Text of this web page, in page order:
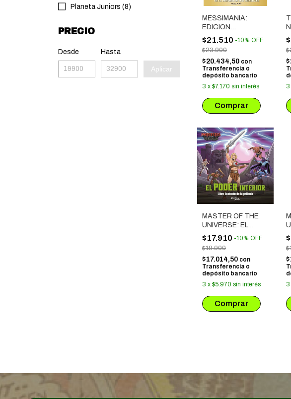
Planeta Juniors (8)
PRECIO
Desde Hasta
Aplicar
MESSIMANIA:
EDICION
ACTUALIZADA
$21.510 -10% OFF
$23.900
$20.434,50 con
Transferencia o
depósito bancario
3 x $7.170 sin interés
3
MASTER OF THE
UNIVERSE: EL
PODER INTERIOR
$17.910 -10% OFF
$19.900
$17.014,50 con
Transferencia o
depósito bancario
3 x $5.970 sin interés
3